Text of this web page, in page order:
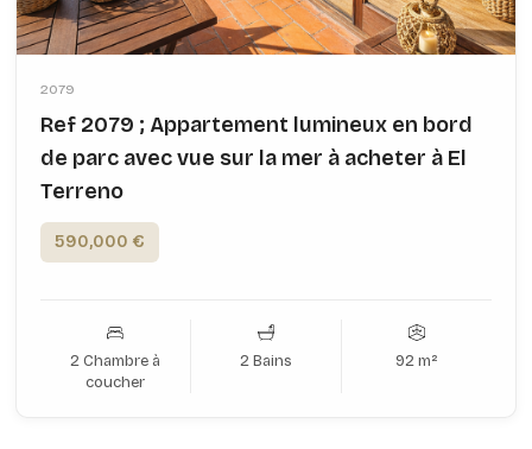
2079
Ref 2079 ; Appartement lumineux en bord
de parc avec vue sur la mer à acheter à El
Terreno
590,000 €
2 Chambre à
coucher
2 Bains 92 m²